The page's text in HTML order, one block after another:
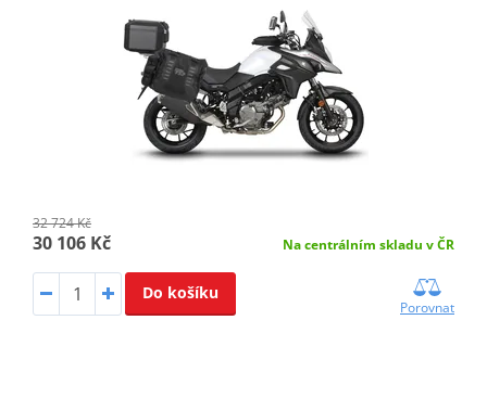
32 724 Kč
30 106 Kč Na centrálním skladu v ČR
Do košíku
Porovnat